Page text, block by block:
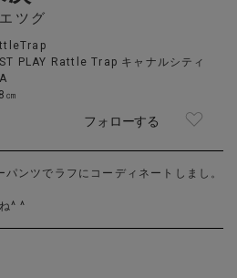
ツグ
PLAY Rattle Trap キャナルシティ
㎝
フォローする
ンツでラフにコーディネートしまし。
^ ^